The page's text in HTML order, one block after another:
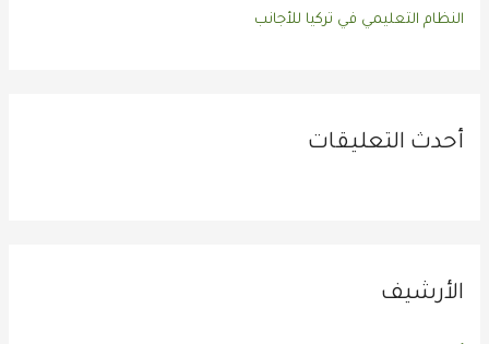
النظام التعليمي في تركيا للأجانب
أحدث التعليقات
الأرشيف